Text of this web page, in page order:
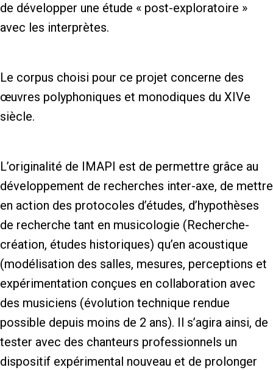
de développer une étude « post-exploratoire »
avec les interprètes.
Le corpus choisi pour ce projet concerne des
œuvres polyphoniques et monodiques du XIVe
siècle.
L’originalité de IMAPI est de permettre grâce au
développement de recherches inter-axe, de mettre
en action des protocoles d’études, d’hypothèses
de recherche tant en musicologie (Recherche-
création, études historiques) qu’en acoustique
(modélisation des salles, mesures, perceptions et
expérimentation conçues en collaboration avec
des musiciens (évolution technique rendue
possible depuis moins de 2 ans). Il s’agira ainsi, de
tester avec des chanteurs professionnels un
dispositif expérimental nouveau et de prolonger